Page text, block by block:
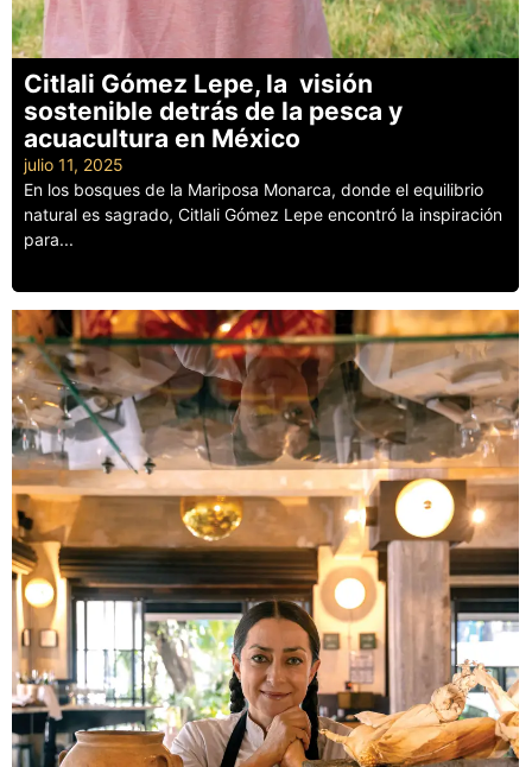
Citlali Gómez Lepe, la visión
sostenible detrás de la pesca y
acuacultura en México
julio 11, 2025
En los bosques de la Mariposa Monarca, donde el equilibrio
natural es sagrado, Citlali Gómez Lepe encontró la inspiración
para...